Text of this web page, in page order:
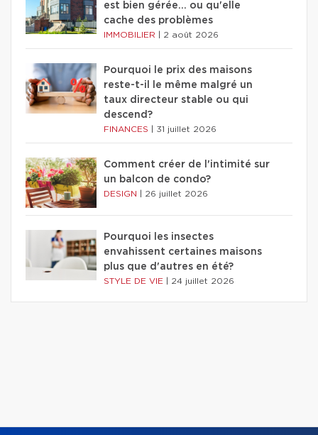
est bien gérée… ou qu'elle
cache des problèmes
IMMOBILIER 2 août 2026
Pourquoi le prix des maisons
reste-t-il le même malgré un
taux directeur stable ou qui
descend?
FINANCES 31 juillet 2026
Comment créer de l'intimité sur
un balcon de condo?
DESIGN 26 juillet 2026
Pourquoi les insectes
envahissent certaines maisons
plus que d'autres en été?
STYLE DE VIE 24 juillet 2026